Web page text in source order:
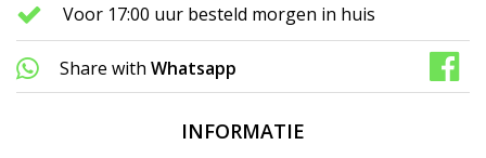
Voor 17:00 uur besteld morgen in huis
Share with Whatsapp
INFORMATIE